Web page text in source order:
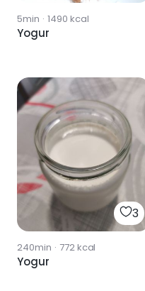
5min · 1490 kcal
Yogur
3
240min · 772kcal
Yogur